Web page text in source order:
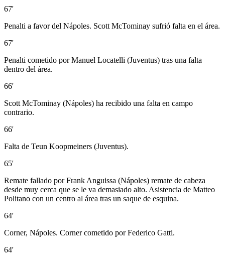
67'
Penalti a favor del Nápoles. Scott McTominay sufrió falta en el área.
67'
Penalti cometido por Manuel Locatelli (Juventus) tras una falta
dentro del área.
66'
Scott McTominay (Nápoles) ha recibido una falta en campo
contrario.
66'
Falta de Teun Koopmeiners (Juventus).
65'
Remate fallado por Frank Anguissa (Nápoles) remate de cabeza
desde muy cerca que se le va demasiado alto. Asistencia de Matteo
Politano con un centro al área tras un saque de esquina.
64'
Corner, Nápoles. Corner cometido por Federico Gatti.
64'